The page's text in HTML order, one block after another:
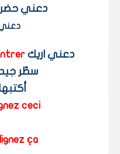
دعني
دعني اريك
سطّر
ceci
ça